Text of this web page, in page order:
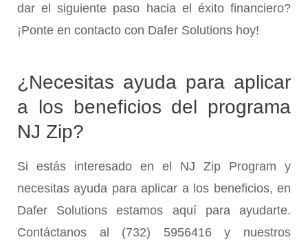
dar el siguiente paso hacia el éxito financiero?
¡Ponte en contacto con Dafer Solutions hoy!
¿Necesitas ayuda para aplicar
a los beneficios del programa
NJ Zip?
Si estás interesado en el NJ Zip Program y
necesitas ayuda para aplicar a los beneficios, en
Dafer Solutions estamos aquí para ayudarte.
Contáctanos al (732) 5956416 y nuestros